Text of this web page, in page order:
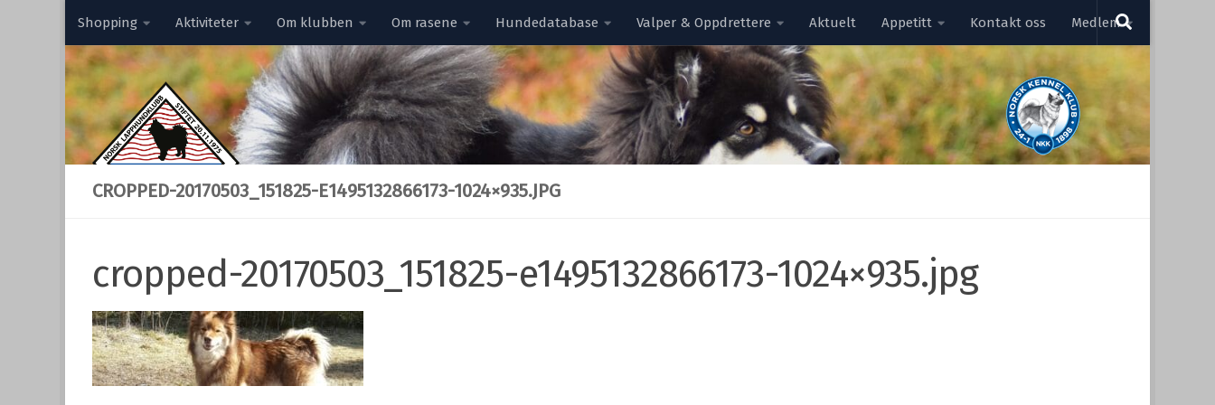
Skip to content
Shopping Aktiviteter Om klubben Om rasene Hundedatabase Valper & Oppdrettere Aktuelt Appetitt Kontakt oss Medlem
CROPPED-20170503_151825-E1495132866173-1024×935.JPG
cropped-20170503_151825-e1495132866173-1024×935.jpg